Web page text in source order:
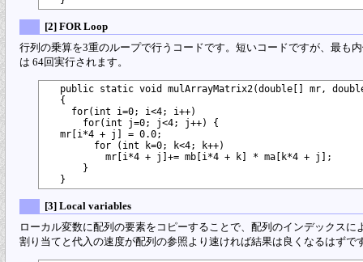
[2] FOR Loop
行列の乗算を3重のループで行うコードです。短いコードですが、最も
は 64回実行されます。
public static void mulArrayMatrix2(double[] mr,
  {
    for(int i=0; i<4; i++)
      for(int j=0; j<4; j++) {
  mr[i*4 + j] = 0.0;
        for (int k=0; k<4; k++)
          mr[i*4 + j]+= mb[i*4 + k] * ma[k*4 + j];
      }
[3] Local variables
ローカル変数に配列の要素をコピーすることで、配列のインデックス
割り当てと代入の速度が配列の参照より速ければ結果は良くなるはずで